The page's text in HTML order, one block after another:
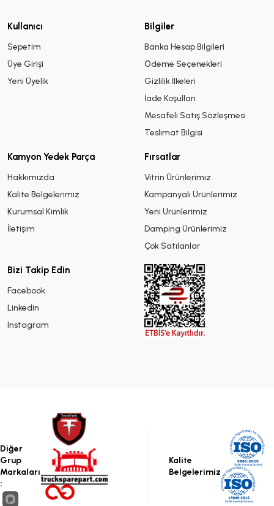
Kullanıcı
Sepetim
Üye Girişi
Yeni Üyelik
Bilgiler
Banka Hesap Bilgileri
Ödeme Seçenekleri
Gizlilik İlkeleri
İade Koşulları
Mesafeli Satış Sözleşmesi
Teslimat Bilgisi
Kamyon Yedek Parça
Hakkımızda
Kalite Belgelerimiz
Kurumsal Kimlik
İletişim
Fırsatlar
Vitrin Ürünlerimiz
Kampanyalı Ürünlerimiz
Yeni Ürünlerimiz
Damping Ürünlerimiz
Çok Satılanlar
Bizi Takip Edin
Facebook
Linkedin
Instagram
Diğer
Grup
Markaları
:
Kalite
Belgelerimiz